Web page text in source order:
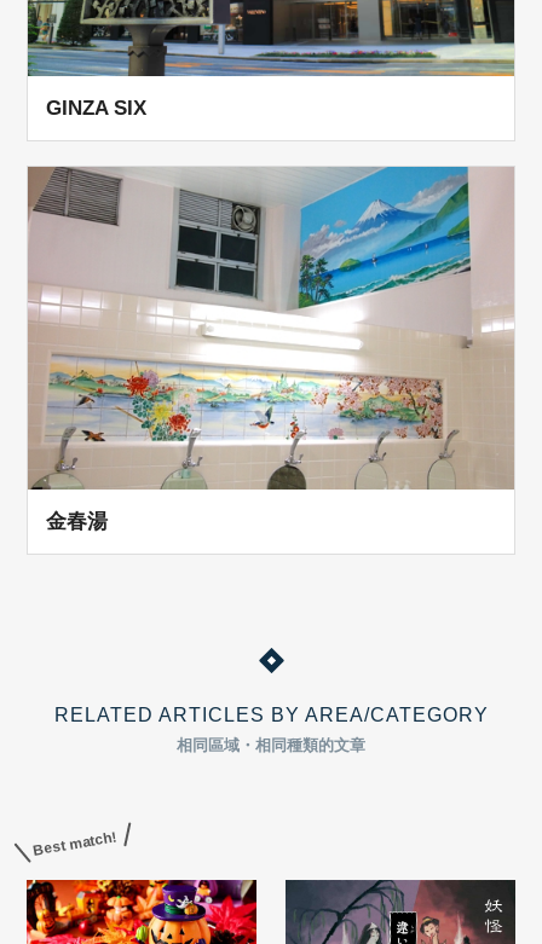
GINZA SIX
金春湯
RELATED ARTICLES BY AREA/CATEGORY
相同區域・相同種類的文章
Best match!